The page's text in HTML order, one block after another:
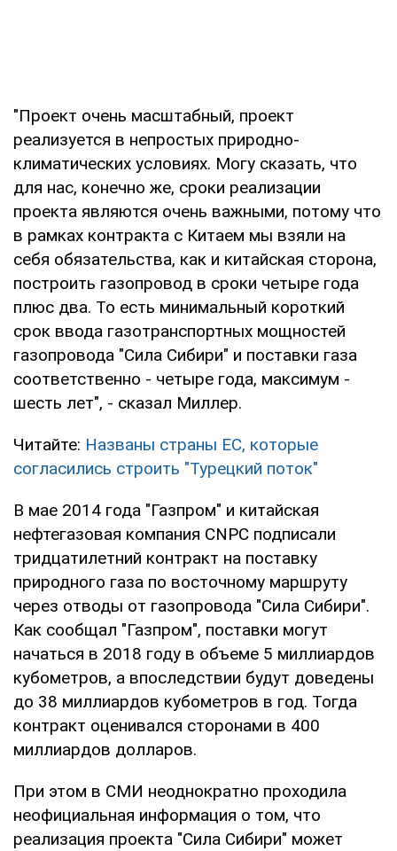
"Проект очень масштабный, проект
реализуется в непростых природно-
климатических условиях. Могу сказать, что
для нас, конечно же, сроки реализации
проекта являются очень важными, потому что
в рамках контракта с Китаем мы взяли на
себя обязательства, как и китайская сторона,
построить газопровод в сроки четыре года
плюс два. То есть минимальный короткий
срок ввода газотранспортных мощностей
газопровода "Сила Сибири" и поставки газа
соответственно - четыре года, максимум -
шесть лет", - сказал Миллер.
Читайте: Названы страны ЕС, которые
согласились строить "Турецкий поток"
В мае 2014 года "Газпром" и китайская
нефтегазовая компания CNPC подписали
тридцатилетний контракт на поставку
природного газа по восточному маршруту
через отводы от газопровода "Сила Сибири".
Как сообщал "Газпром", поставки могут
начаться в 2018 году в объеме 5 миллиардов
кубометров, а впоследствии будут доведены
до 38 миллиардов кубометров в год. Тогда
контракт оценивался сторонами в 400
миллиардов долларов.
При этом в СМИ неоднократно проходила
неофициальная информация о том, что
реализация проекта "Сила Сибири" может